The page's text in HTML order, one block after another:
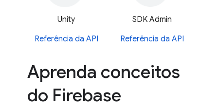
Unity
Referência da API
SDK Admin
Referência da API
Aprenda conceitos
do Firebase